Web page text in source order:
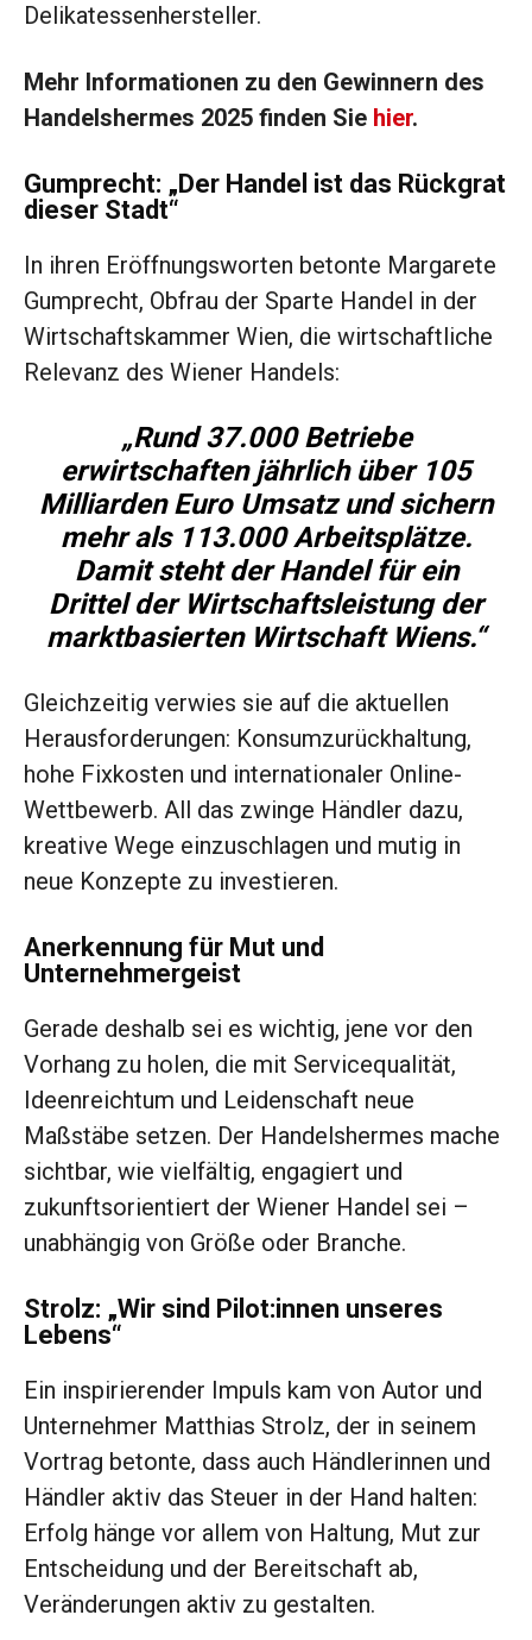
Delikatessenhersteller.
Mehr Informationen zu den Gewinnern des
Handelshermes 2025 finden Sie hier.
Gumprecht: „Der Handel ist das Rückgrat
dieser Stadt“
In ihren Eröffnungsworten betonte Margarete
Gumprecht, Obfrau der Sparte Handel in der
Wirtschaftskammer Wien, die wirtschaftliche
Relevanz des Wiener Handels:
„Rund 37.000 Betriebe
erwirtschaften jährlich über 105
Milliarden Euro Umsatz und sichern
mehr als 113.000 Arbeitsplätze.
Damit steht der Handel für ein
Drittel der Wirtschaftsleistung der
marktbasierten Wirtschaft Wiens.“
Gleichzeitig verwies sie auf die aktuellen
Herausforderungen: Konsumzurückhaltung,
hohe Fixkosten und internationaler Online-
Wettbewerb. All das zwinge Händler dazu,
kreative Wege einzuschlagen und mutig in
neue Konzepte zu investieren.
Anerkennung für Mut und
Unternehmergeist
Gerade deshalb sei es wichtig, jene vor den
Vorhang zu holen, die mit Servicequalität,
Ideenreichtum und Leidenschaft neue
Maßstäbe setzen. Der Handelshermes mache
sichtbar, wie vielfältig, engagiert und
zukunftsorientiert der Wiener Handel sei –
unabhängig von Größe oder Branche.
Strolz: „Wir sind Pilot:innen unseres
Lebens“
Ein inspirierender Impuls kam von Autor und
Unternehmer Matthias Strolz, der in seinem
Vortrag betonte, dass auch Händlerinnen und
Händler aktiv das Steuer in der Hand halten:
Erfolg hänge vor allem von Haltung, Mut zur
Entscheidung und der Bereitschaft ab,
Veränderungen aktiv zu gestalten.